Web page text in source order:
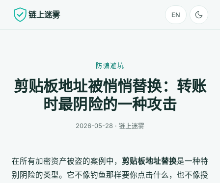
链上迷雾 EN
防骗避坑
剪贴板地址被悄悄替换：转账
时最阴险的一种攻击
2026-05-28 · 链上迷雾
在所有加密资产被盗的案例中， 剪贴板地址替换是一种特
别阴险的类型。它不像钓鱼那样要你点击什么，也不像授